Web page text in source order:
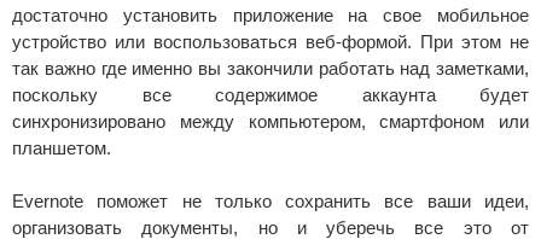
достаточно установить приложение на свое мобильное
устройство или воспользоваться веб-формой. При этом не
так важно где именно вы закончили работать над заметками,
поскольку все содержимое аккаунта будет
синхронизировано между компьютером, смартфоном или
планшетом.
Evernote поможет не только сохранить все ваши идеи,
организовать документы, но и уберечь все это от